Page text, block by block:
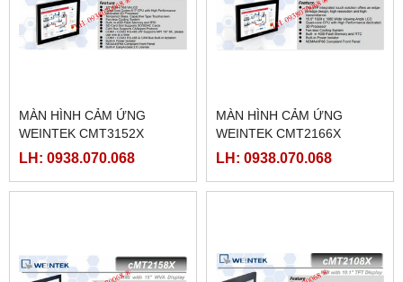
MÀN HÌNH CẢM ỨNG
WEINTEK CMT3152X
LH: 0938.070.068
MÀN HÌNH CẢM ỨNG
WEINTEK CMT2166X
LH: 0938.070.068